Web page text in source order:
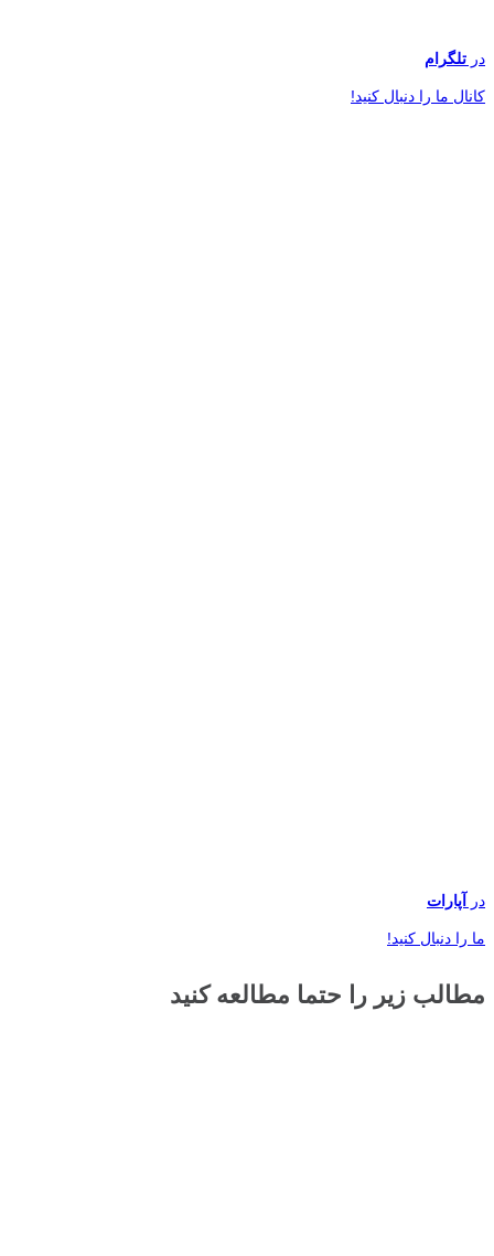
در تلگرام
کانال ما را دنبال کنید!
در آپارات
ما را دنبال کنید!
مطالب زیر را حتما مطالعه کنید